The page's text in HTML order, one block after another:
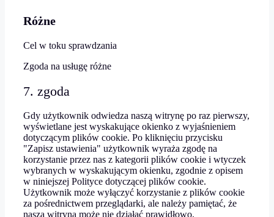
Różne
Cel w toku sprawdzania
Zgoda na usługę różne
7. zgoda
Gdy użytkownik odwiedza naszą witrynę po raz pierwszy,
wyświetlane jest wyskakujące okienko z wyjaśnieniem
dotyczącym plików cookie. Po kliknięciu przycisku
"Zapisz ustawienia" użytkownik wyraża zgodę na
korzystanie przez nas z kategorii plików cookie i wtyczek
wybranych w wyskakującym okienku, zgodnie z opisem
w niniejszej Polityce dotyczącej plików cookie.
Użytkownik może wyłączyć korzystanie z plików cookie
za pośrednictwem przeglądarki, ale należy pamiętać, że
nasza witryna może nie działać prawidłowo.